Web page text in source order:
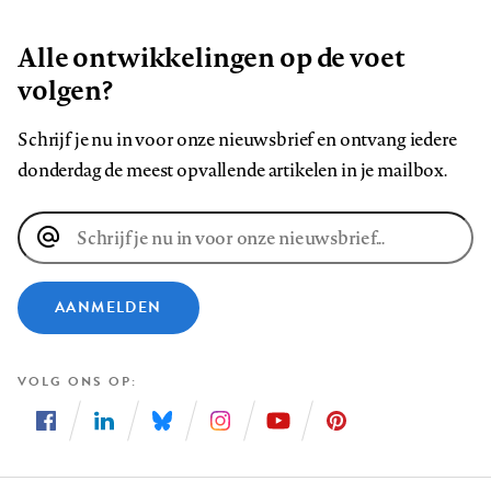
Alle ontwikkelingen op de voet
volgen?
Schrijf je nu in voor onze nieuwsbrief en ontvang iedere
donderdag de meest opvallende artikelen in je mailbox.
E-
mailadres
AANMELDEN
VOLG ONS OP
ons
ons
ons
ons
ons
ons